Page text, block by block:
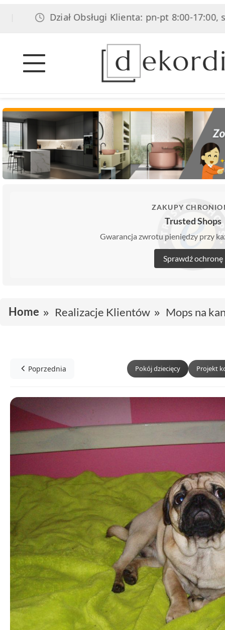
Dział Obsługi Klienta: pn-pt 8:00-17:00, sob
ZAKUPY
Trusted Shops
Gwarancja zwrotu pieniędzy przy
Sprawdź ochronę
Home Realizacje Klientów Mops na
Poprzednia Pokój dziecięcy Projekt